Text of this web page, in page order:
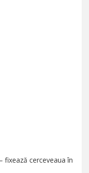
fixează cerceveaua în